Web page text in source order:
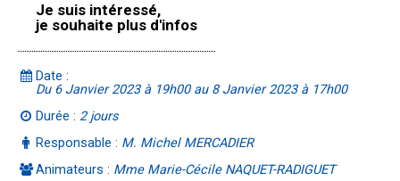
Je suis intéressé,
je souhaite plus d'infos
Date :
Du 6 Janvier 2023 à 19h00 au 8 Janvier 2023 à 17h00
Durée : 2 jours
Responsable : M. Michel MERCADIER
Animateurs : Mme Marie-Cécile NAQUET-RADIGUET